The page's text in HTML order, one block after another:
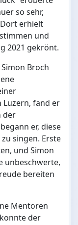
so sehr,
erhielt
und
2021 gekrönt.
Broch
Luzern, fand er
der
er, diese
singen. Erste
und Simon
unbeschwerte,
bereiten
Mentoren
der